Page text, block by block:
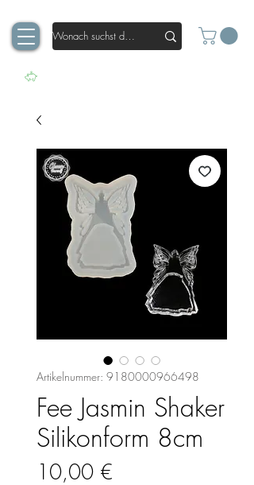
Artikelnummer: 9180000966498
Fee Jasmin Shaker
Silikonform 8cm
10,00 €